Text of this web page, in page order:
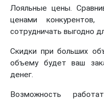
Лояльные цены.
ценами
сотрудничать выгодно
Скидки при больших
объему будет ваш
денег.
Возможность